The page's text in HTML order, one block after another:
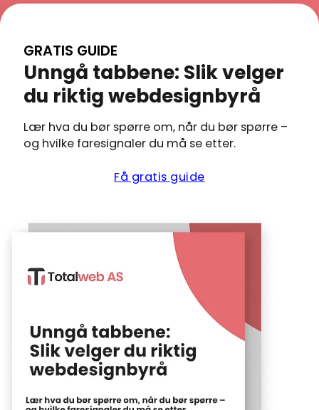
av prosjektets
tilbakemeldinger
fra deg.
på
kostnader.
Vi tilbyr
ulike
basert på
behov. Se
komplette
aktuelle
prisnivåer
kontaktperson, en
tydelig prosess
viser hva andre
opplevd
GRATIS GUIDE
Unngå tabbene: Slik velger
du riktig webdesignbyrå
Lær hva du bør spørre om, når du bør spørre –
og hvilke faresignaler du må se etter.
Få gratis guide